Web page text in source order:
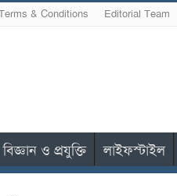
& Conditions Editorial Team
বিজ্ঞান ও প্রযুক্তি লাইফস্টাইল